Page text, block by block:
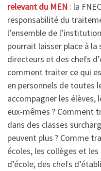
relevant du MEN : la
responsabilité du
l’ensemble de
pourrait laisser place à
directeurs et des chefs
comment traiter ce qui
en personnels de toutes
accompagner les élèves,
eux-mêmes ? Comment
dans des classes
peuvent plus ? Comme
écoles, les collèges et
d’école, des chefs